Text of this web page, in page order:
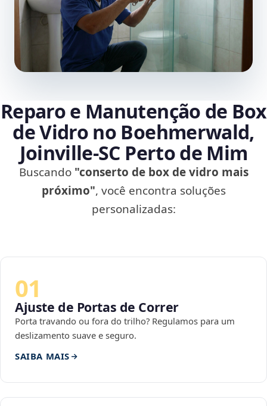
Reparo e Manutenção de Box
de Vidro no Boehmerwald,
Joinville‑SC Perto de Mim
Buscando "conserto de box de vidro mais
próximo", você encontra soluções
personalizadas:
01
Ajuste de Portas de Correr
Porta travando ou fora do trilho? Regulamos para um
deslizamento suave e seguro.
SAIBA MAIS